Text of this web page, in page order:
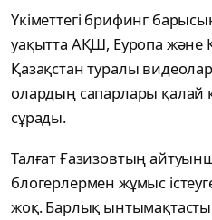
Үкіметтегі брифинг
уақытта АҚШ, Еуропа және
Қазақстан туралы
олардың сапарлары
сұрады.
Талғат Ғазизовтың
блогерлермен жұмыс
жоқ. Барлық